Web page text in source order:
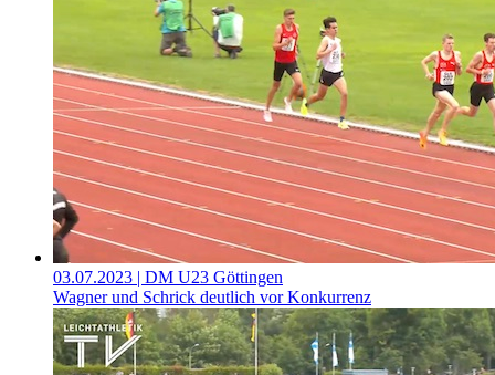
03.07.2023 | DM U23 Göttingen
Wagner und Schrick deutlich vor Konkurrenz